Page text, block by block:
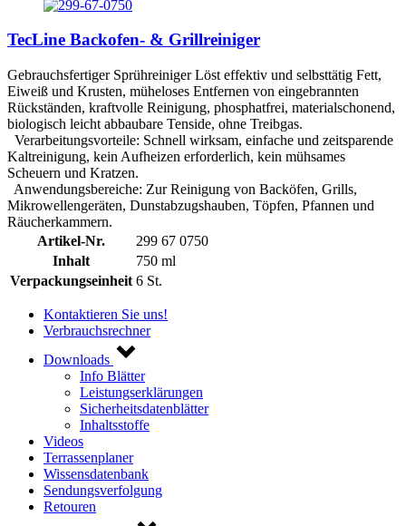
TecLine Backofen- & Grillreiniger
Gebrauchsfertiger Sprühreiniger Löst effektiv und selbsttätig Fett,
Eiweiß und Krusten, müheloses Entfernen von eingebrannten
Rückständen, kraftvolle Reinigung, phosphatfrei, materialschonend,
biologisch leicht abbaubare Tenside, ohne Treibgas.
Verarbeitungsvorteile: Schnell wirksam, einfache und zeitsparende
Kaltreinigung, kein Aufheizen erforderlich, kein mühsames
Scheuern und Kratzen.
Anwendungsbereiche: Zur Reinigung von Backöfen, Grills,
Mikrowellengeräten, Dunstabzugshauben, Töpfen, Pfannen und
Räucherkammern.
Artikel-Nr.
299 67 0750
Inhalt
750 ml
Verpackungseinheit 6 St.
Kontaktieren Sie uns!
Verbrauchsrechner
Downloads
Info Blätter
Leistungserklärungen
Sicherheitsdatenblätter
Inhaltsstoffe
Videos
Terrassenplaner
Wissensdatenbank
Sendungsverfolgung
Retouren